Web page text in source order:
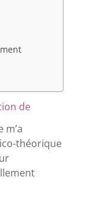
de
théorique